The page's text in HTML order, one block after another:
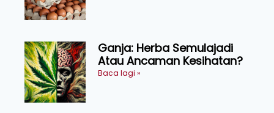
Ganja: Herba Semulajadi
Atau Ancaman Kesihatan?
Baca lagi »